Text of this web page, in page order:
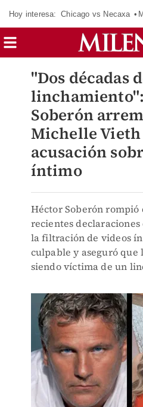
Hoy interesa: Chicago vs Necaxa
"Dos décadas
Soberón
Michelle
acusación
íntimo
Héctor Soberón rompió
recientes
la filtración de videos
culpable y aseguró que
siendo víctima de un